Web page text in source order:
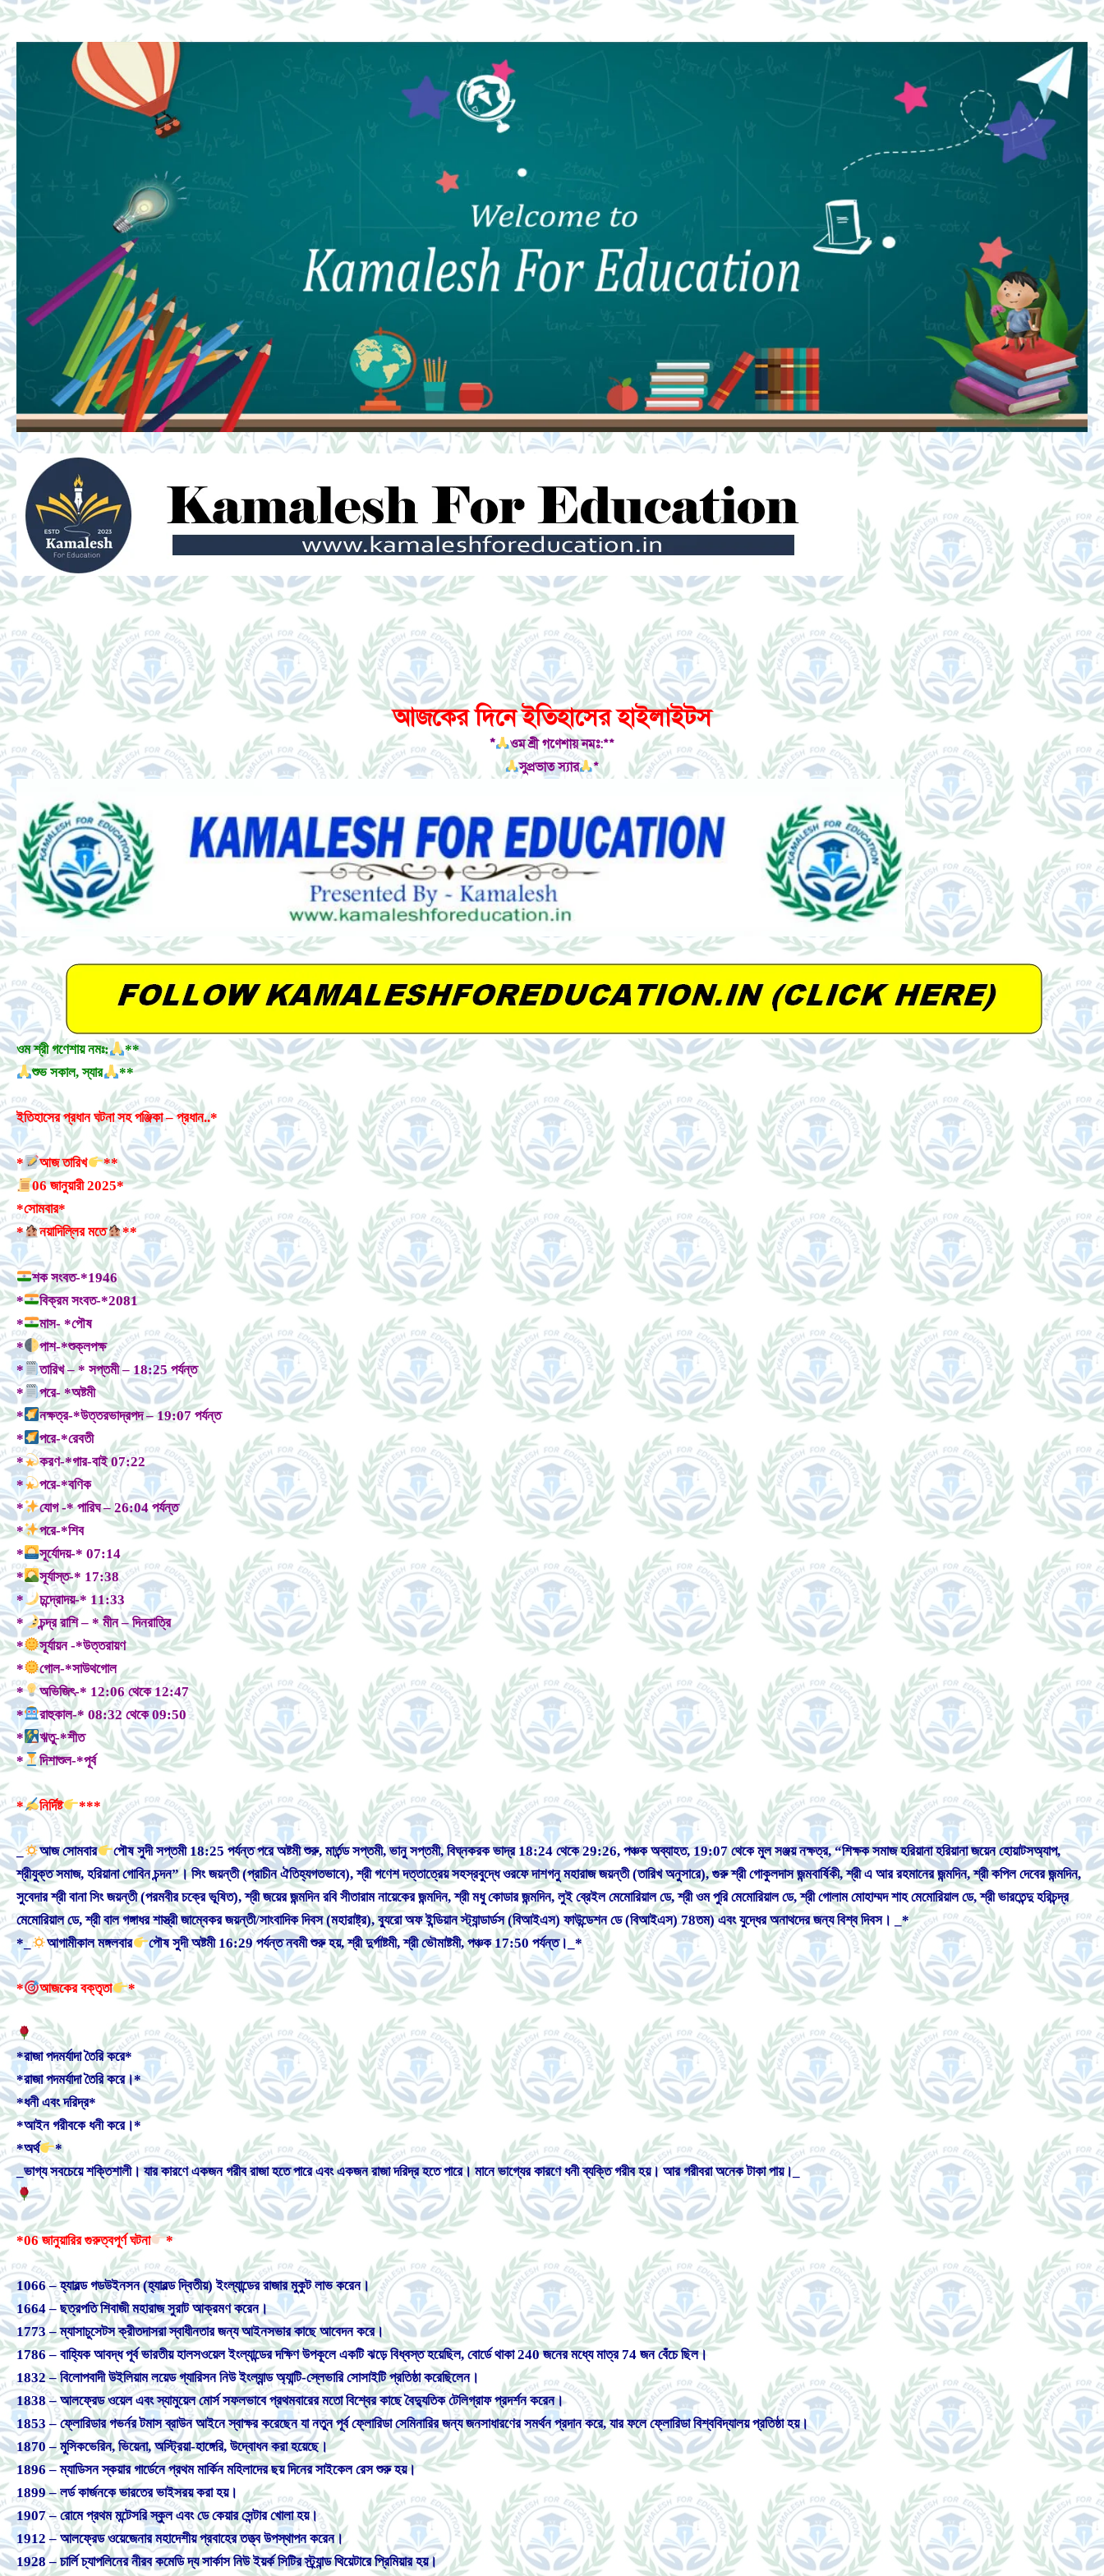
আজকের দিনে ইতিহাসের হাইলাইটস
*
ওম শ্রী গণেশায় নমঃ:**
সুপ্রভাত স্যার
*
ওম শ্রী গণেশায় নমঃ:
**
শুভ সকাল, স্যার
**
ইতিহাসের প্রধান ঘটনা সহ পঞ্জিকা – প্রধান..*
* আজ তারিখ
**
06 জানুয়ারী 2025*
*সোমবার*
*
নয়াদিল্লির মতে **
শক সংবত-*1946
*
বিক্রম সংবত-*2081
*
মাস- *পৌষ
*
পাশ-*শুক্লপক্ষ
*
তারিখ – * সপ্তমী – 18:25 পর্যন্ত
*
পরে- *অষ্টমী
*
নক্ষত্র-*উত্তরভাদ্রপদ – 19:07 পর্যন্ত
*
পরে-*রেবতী
*
করণ-*গার-বাই 07:22
*
পরে-*বণিক
*
যোগ -* পারিঘ – 26:04 পর্যন্ত
*
পরে-*শিব
*
সূর্যোদয়-* 07:14
*
সূর্যাস্ত-* 17:38
*
চন্দ্রোদয়-* 11:33
*
চন্দ্র রাশি – * মীন – দিনরাত্রি
*
সূর্যায়ন -*উত্তরায়ণ
*
গোল-*সাউথগোল
*
অভিজিৎ-* 12:06 থেকে 12:47
*
রাহুকাল-* 08:32 থেকে 09:50
*
ঋতু-*শীত
*
দিশাশুল-*পূর্ব
* নির্দিষ্ট ***
_ আজ সোমবার
পৌষ সুদী সপ্তমী 18:25 পর্যন্ত পরে অষ্টমী শুরু, মার্তন্ড সপ্তমী, ভানু সপ্তমী, বিঘ্নকরক ভাদ্র 18:24 থেকে 29:26, পঞ্চক অব্যাহত, 19:07 থেকে মুল সঞ্জয় নক্ষত্র, “শিক্ষক সমাজ হরিয়ানা হরিয়ানা জয়েন হোয়াটসঅ্যাপ,
শ্রীযুক্ত সমাজ, হরিয়ানা গোবিন চন্দন”। সিং জয়ন্তী (প্রাচীন ঐতিহ্যগতভাবে), শ্রী গণেশ দত্তাত্রেয় সহস্রবুদ্ধে ওরফে দাশগনু মহারাজ জয়ন্তী (তারিখ অনুসারে), গুরু শ্রী গোকুলদাস জন্মবার্ষিকী, শ্রী এ আর রহমানের জন্মদিন, শ্রী কপিল দেবের জন্মদিন,
সুবেদার শ্রী বানা সিং জয়ন্তী (পরমবীর চক্রে ভূষিত), শ্রী জয়ের জন্মদিন রবি সীতারাম নায়েকের জন্মদিন, শ্রী মধু কোডার জন্মদিন, লুই ব্রেইল মেমোরিয়াল ডে, শ্রী ওম পুরি মেমোরিয়াল ডে, শ্রী গোলাম মোহাম্মদ শাহ মেমোরিয়াল ডে, শ্রী ভারতেন্দু হরিচন্দ্র
মেমোরিয়াল ডে, শ্রী বাল গঙ্গাধর শাস্ত্রী জাম্বেকর জয়ন্তী/সাংবাদিক দিবস (মহারাষ্ট্র), ব্যুরো অফ ইন্ডিয়ান স্ট্যান্ডার্ডস (বিআইএস) ফাউন্ডেশন ডে (বিআইএস) 78তম) এবং যুদ্ধের অনাথদের জন্য বিশ্ব দিবস। _*
*_
আগামীকাল মঙ্গলবার পৌষ সুদী অষ্টমী 16:29 পর্যন্ত নবমী শুরু হয়, শ্রী দুর্গাষ্টমী, শ্রী ভৌমাষ্টমী, পঞ্চক 17:50 পর্যন্ত।_*
* আজকের বক্তৃতা *
*রাজা পদমর্যাদা তৈরি করে*
*রাজা পদমর্যাদা তৈরি করে।*
*ধনী এবং দরিদ্র*
*আইন গরীবকে ধনী করে।*
*অর্থ
*
_ভাগ্য সবচেয়ে শক্তিশালী। যার কারণে একজন গরীব রাজা হতে পারে এবং একজন রাজা দরিদ্র হতে পারে। মানে ভাগ্যের কারণে ধনী ব্যক্তি গরীব হয়। আর গরীবরা অনেক টাকা পায়।_
*06 জানুয়ারির গুরুত্বপূর্ণ ঘটনা *
1066 – হ্যারল্ড গডউইনসন (হ্যারল্ড দ্বিতীয়) ইংল্যান্ডের রাজার মুকুট লাভ করেন।
1664 – ছত্রপতি শিবাজী মহারাজ সুরাট আক্রমণ করেন।
1773 – ম্যাসাচুসেটস ক্রীতদাসরা স্বাধীনতার জন্য আইনসভার কাছে আবেদন করে।
1786 – বাহ্যিক আবদ্ধ পূর্ব ভারতীয় হালসওয়েল ইংল্যান্ডের দক্ষিণ উপকূলে একটি ঝড়ে বিধ্বস্ত হয়েছিল, বোর্ডে থাকা 240 জনের মধ্যে মাত্র 74 জন বেঁচে ছিল।
1832 – বিলোপবাদী উইলিয়াম লয়েড গ্যারিসন নিউ ইংল্যান্ড অ্যান্টি-স্লেভারি সোসাইটি প্রতিষ্ঠা করেছিলেন।
1838 – আলফ্রেড ওয়েল এবং স্যামুয়েল মোর্স সফলভাবে প্রথমবারের মতো বিশ্বের কাছে বৈদ্যুতিক টেলিগ্রাফ প্রদর্শন করেন।
1853 – ফ্লোরিডার গভর্নর টমাস ব্রাউন আইনে স্বাক্ষর করেছেন যা নতুন পূর্ব ফ্লোরিডা সেমিনারির জন্য জনসাধারণের সমর্থন প্রদান করে, যার ফলে ফ্লোরিডা বিশ্ববিদ্যালয় প্রতিষ্ঠা হয়।
1870 – মুসিকভেরিন, ভিয়েনা, অস্ট্রিয়া-হাঙ্গেরি, উদ্বোধন করা হয়েছে।
1896 – ম্যাডিসন স্কয়ার গার্ডেনে প্রথম মার্কিন মহিলাদের ছয় দিনের সাইকেল রেস শুরু হয়।
1899 – লর্ড কার্জনকে ভারতের ভাইসরয় করা হয়।
1907 – রোমে প্রথম মন্টেসরি স্কুল এবং ডে কেয়ার সেন্টার খোলা হয়।
1912 – আলফ্রেড ওয়েজেনার মহাদেশীয় প্রবাহের তত্ত্ব উপস্থাপন করেন।
1928 – চার্লি চ্যাপলিনের নীরব কমেডি দ্য সার্কাস নিউ ইয়র্ক সিটির স্ট্র্যান্ড থিয়েটারে প্রিমিয়ার হয়।